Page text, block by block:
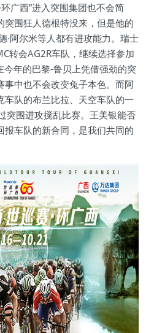
广西”进入突围集团也不会简
突围狂人德根特没来，但是他的
·阿尔米等人都有进攻能力。瑞士
转会AG2R车队，继续选择参加
今年的巴黎-鲁贝上凭借强劲的突
事中也不会改变兔子本色。而阿
车队的布兰比拉、天空车队的一
突围进攻搅乱比赛。王美银能否
报车队的新合同，是我们共同的